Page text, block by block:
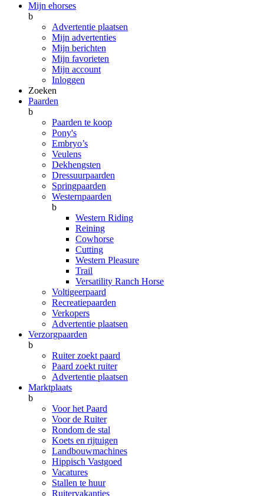
Mijn ehorses
b
Advertentie plaatsen
Mijn advertenties
Mijn berichten
Mijn favorieten
Mijn account
Inloggen
Zoeken
Paarden
b
Paarden te koop
Pony's
Embryo’s
Veulens
Dekhengsten
Dressuurpaarden
Springpaarden
Westernpaarden
b
Western Riding
Reining
Cowhorse
Cutting
Western Pleasure
Trail
Versatility Ranch Horse
Voltigeerpaard
Recreatiepaarden
Verkopers
Advertentie plaatsen
Verzorgpaarden
b
Ruiter zoekt paard
Paard zoekt ruiter
Advertentie plaatsen
Marktplaats
b
Voor het Paard
Voor de Ruiter
Rondom de stal
Koets en rijtuigen
Landbouwmachines
Hippisch Vastgoed
Vacatures
Stallen te huur
Ruitervakanties